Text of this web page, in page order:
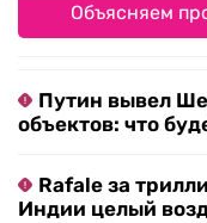
Объясняем
Путин вывел
объектов: что
Rafale за
Индии целый